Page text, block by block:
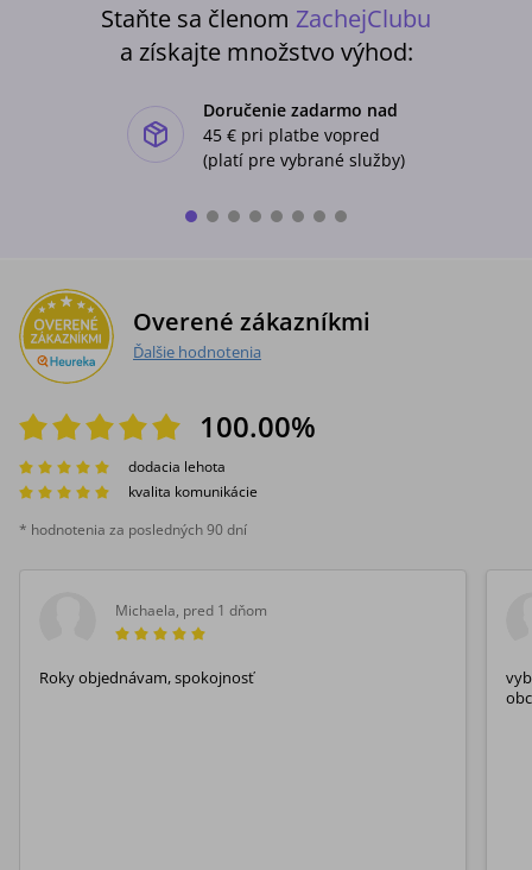
Staňte sa členom ZachejClubu
a získajte množstvo výhod:
Doručenie zadarmo nad
45 € pri platbe vopred
(platí pre vybrané služby)
Overené zákazníkmi
Ďalšie hodnotenia
100.00%
dodacia lehota
kvalita komunikácie
* hodnotenia za posledných 90 dní
Michaela, pred 1 dňom
Roky objednávam, spokojnosť